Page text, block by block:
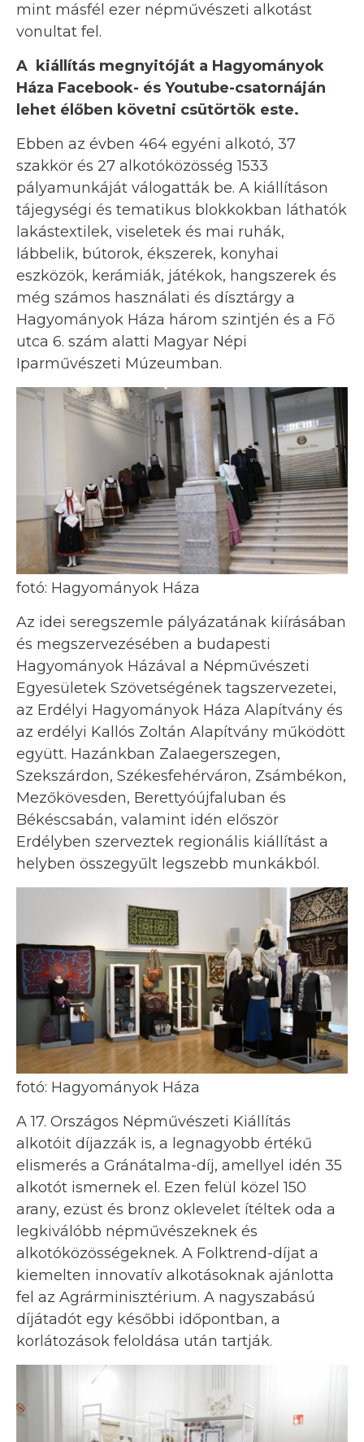
mint másfél ezer népművészeti alkotást
vonultat fel.
A kiállítás megnyitóját a Hagyományok
Háza Facebook- és Youtube-csatornáján
lehet élőben követni csütörtök este.
Ebben az évben 464 egyéni alkotó, 37
szakkör és 27 alkotóközösség 1533
pályamunkáját válogatták be. A kiállításon
tájegységi és tematikus blokkokban láthatók
lakástextilek, viseletek és mai ruhák,
lábbelik, bútorok, ékszerek, konyhai
eszközök, kerámiák, játékok, hangszerek és
még számos használati és dísztárgy a
Hagyományok Háza három szintjén és a Fő
utca 6. szám alatti Magyar Népi
Iparművészeti Múzeumban.
fotó: Hagyományok Háza
Az idei seregszemle pályázatának kiírásában
és megszervezésében a budapesti
Hagyományok Házával a Népművészeti
Egyesületek Szövetségének tagszervezetei,
az Erdélyi Hagyományok Háza Alapítvány és
az erdélyi Kallós Zoltán Alapítvány működött
együtt. Hazánkban Zalaegerszegen,
Szekszárdon, Székesfehérváron, Zsámbékon,
Mezőkövesden, Berettyóújfaluban és
Békéscsabán, valamint idén először
Erdélyben szerveztek regionális kiállítást a
helyben összegyűlt legszebb munkákból.
fotó: Hagyományok Háza
A 17. Országos Népművészeti Kiállítás
alkotóit díjazzák is, a legnagyobb értékű
elismerés a Gránátalma-díj, amellyel idén 35
alkotót ismernek el. Ezen felül közel 150
arany, ezüst és bronz oklevelet ítéltek oda a
legkiválóbb népművészeknek és
alkotóközösségeknek. A Folktrend-díjat a
kiemelten innovatív alkotásoknak ajánlotta
fel az Agrárminisztérium. A nagyszabású
díjátadót egy későbbi időpontban, a
korlátozások feloldása után tartják.